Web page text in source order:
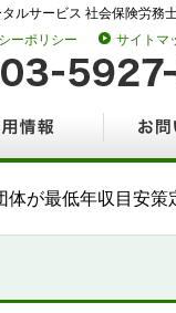
ルサービス 社会保険労務
ーポリシー サイトマ
体が最低年収目安